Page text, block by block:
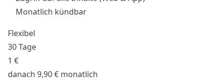
Monatlich kündbar
Flexibel
30 Tage
1 €
danach 9,90 € monatlich